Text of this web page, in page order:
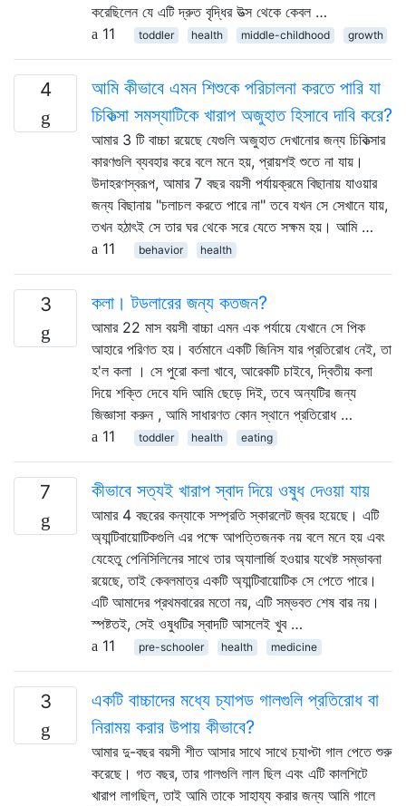
করেছিলেন যে এটি দ্রুত বৃদ্ধির উত্স থেকে কেবল …
11
toddler health middle-childhood growth
4
আমি কীভাবে এমন শিশুকে পরিচালনা করতে পারি যা
চিকিত্সা সমস্যাটিকে খারাপ অজুহাত হিসাবে দাবি করে?
আমার 3 টি বাচ্চা রয়েছে যেগুলি অজুহাত দেখানোর জন্য চিকিত্সার
কারণগুলি ব্যবহার করে বলে মনে হয়, প্রায়শই শুতে না যায়।
উদাহরণস্বরূপ, আমার 7 বছর বয়সী পর্যায়ক্রমে বিছানায় যাওয়ার
জন্য বিছানায় "চলাচল করতে পারে না" তবে যখন সে সেখানে যায়,
তখন হঠাৎই সে তার ঘর থেকে সরে যেতে সক্ষম হয়। আমি …
11
behavior health
3 কলা। টডলারের জন্য কতজন?
আমার 22 মাস বয়সী বাচ্চা এমন এক পর্যায়ে যেখানে সে পিক
আহারে পরিণত হয়। বর্তমানে একটি জিনিস যার প্রতিরোধ নেই, তা
হ'ল কলা । সে পুরো কলা খাবে, আরেকটি চাইবে, দ্বিতীয় কলা
দিয়ে শক্তি দেবে যদি আমি ছেড়ে দিই, তবে অন্যটির জন্য
জিজ্ঞাসা করুন , আমি সাধারণত কোন স্থানে প্রতিরোধ …
11
toddler health eating
7 কীভাবে সত্যই খারাপ স্বাদ দিয়ে ওষুধ দেওয়া যায়
আমার 4 বছরের কন্যাকে সম্প্রতি স্কারলেট জ্বর হয়েছে। এটি
অ্যান্টিবায়োটিকগুলি এর পক্ষে আপত্তিজনক নয় বলে মনে হয় এবং
যেহেতু পেনিসিলিনের সাথে তার অ্যালার্জি হওয়ার যথেষ্ট সম্ভাবনা
রয়েছে, তাই কেবলমাত্র একটি অ্যান্টিবায়োটিক সে পেতে পারে।
এটি আমাদের প্রথমবারের মতো নয়, এটি সম্ভবত শেষ বার নয়।
স্পষ্টতই, সেই ওষুধটির স্বাদটি আসলেই খুব …
11
pre-schooler health medicine
3
একটি বাচ্চাদের মধ্যে চ্যাপড গালগুলি প্রতিরোধ বা
নিরাময় করার উপায় কীভাবে?
আমার দু-বছর বয়সী শীত আসার সাথে সাথে চ্যাপ্টা গাল পেতে শুরু
করেছে। গত বছর, তার গালগুলি লাল ছিল এবং এটি কালশিটে
খারাপ লাগছিল, তাই আমি তাকে সাহায্য করার জন্য আমি গালে